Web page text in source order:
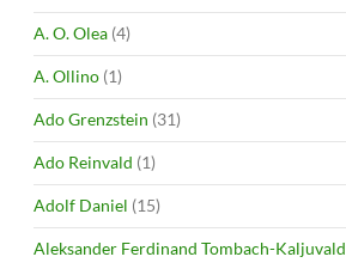
A. O. Olea (4)
A. Ollino (1)
Ado Grenzstein (31)
Ado Reinvald (1)
Adolf Daniel (15)
Aleksander Ferdinand Tombach-Kaljuvald